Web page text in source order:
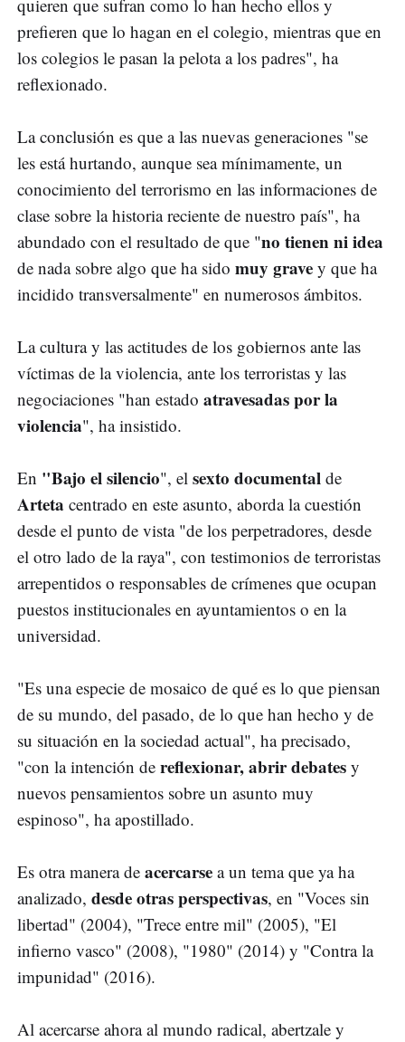
quieren que sufran como lo han hecho ellos y
prefieren que lo hagan en el colegio, mientras que en
los colegios le pasan la pelota a los padres", ha
reflexionado.
La conclusión es que a las nuevas generaciones "se
les está hurtando, aunque sea mínimamente, un
conocimiento del terrorismo en las informaciones de
clase sobre la historia reciente de nuestro país", ha
abundado con el resultado de que "no tienen ni idea
de nada sobre algo que ha sido muy grave y que ha
incidido transversalmente" en numerosos ámbitos.
La cultura y las actitudes de los gobiernos ante las
víctimas de la violencia, ante los terroristas y las
negociaciones "han estado atravesadas por la
violencia", ha insistido.
En "Bajo el silencio", el sexto documental de
Arteta centrado en este asunto, aborda la cuestión
desde el punto de vista "de los perpetradores, desde
el otro lado de la raya", con testimonios de terroristas
arrepentidos o responsables de crímenes que ocupan
puestos institucionales en ayuntamientos o en la
universidad.
"Es una especie de mosaico de qué es lo que piensan
de su mundo, del pasado, de lo que han hecho y de
su situación en la sociedad actual", ha precisado,
"con la intención de reflexionar, abrir debates y
nuevos pensamientos sobre un asunto muy
espinoso", ha apostillado.
Es otra manera de acercarse a un tema que ya ha
analizado, desde otras perspectivas, en "Voces sin
libertad" (2004), "Trece entre mil" (2005), "El
infierno vasco" (2008), "1980" (2014) y "Contra la
impunidad" (2016).
Al acercarse ahora al mundo radical, abertzale y